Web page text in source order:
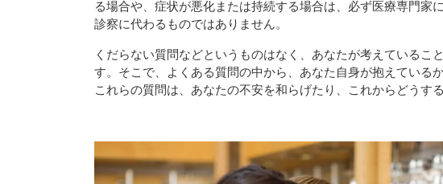
る場合や、症状が悪化または持続する場合は、必ず医療専門家
診察に代わるものではありません。
くだらない質問などというものはなく、あなたが考えているこ
す。そこで、よくある質問の中から、あなた自身が抱えている
これらの質問は、あなたの不安を和らげたり、これからどうす